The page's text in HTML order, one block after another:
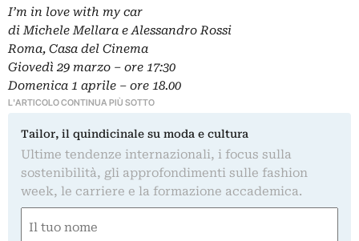
I’m in love with my car
di Michele Mellara e Alessandro Rossi
Roma, Casa del Cinema
Giovedì 29 marzo – ore 17:30
Domenica 1 aprile – ore 18.00
L'ARTICOLO CONTINUA PIÙ SOTTO
Tailor, il quindicinale su moda e cultura
Ultime tendenze internazionali, i focus sulla
sostenibilità, gli approfondimenti sulle fashion
week, le carriere e la formazione accademica.
(Obbligatorio)